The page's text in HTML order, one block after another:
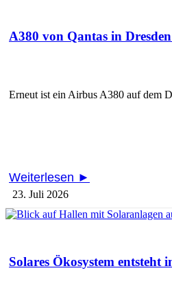
A380 von Qantas in
Erneut ist ein Airbus A380 auf dem
Weiterlesen ►
23. Juli 2026
Solares Ökosystem entsteht